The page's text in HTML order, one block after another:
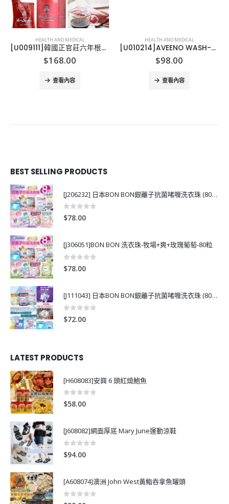
HEALTH AND MEDICAL
[U009111]韓國正官莊六年根高麗蔘飲品 (30包裝)
$168.00
查看內容
HEALTH AND MEDICAL
[U010214]AVEENO WASH-3款
$98.00
查看內容
BEST SELLING PRODUCTS
[J206232] 日本BON BON銀離子抗菌啫喱洗衣珠 (80粒)
0out of 5
$78.00
[J306051]BON BON 洗衣珠-牧場+爽+玫瑰葡萄-80粒
0out of 5
$78.00
[J111043] 日本BON BON銀離子抗菌啫喱洗衣珠 (80粒)
0
$72.00
LATEST PRODUCTS
[H608083]安興 6 頭紅燒鮑魚
0out of 5
$58.00
[J608082]網面厚底 Mary June運動涼鞋
0 out of 5
$94.00
[A608074]澳洲 John West黃鮨吞拿魚罐頭
0 out of 5